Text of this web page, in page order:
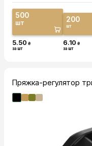
500
шт
5.50 ₴
за шт
200
шт
6.10 ₴
за шт
Пряжка-регулятор